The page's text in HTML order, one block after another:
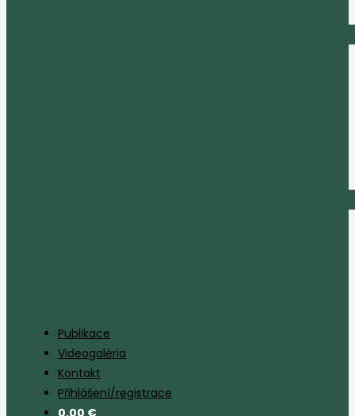
Publikace
Videogaléria
Kontakt
Přihlášení/registrace
0,00 €